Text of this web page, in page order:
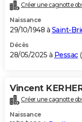
Créer une cagnotte
Naissance
29/10/1948 à Saint-
Décès
28/05/2025 à Pessac(
Vincent
Créer une cagnotte
Naissance